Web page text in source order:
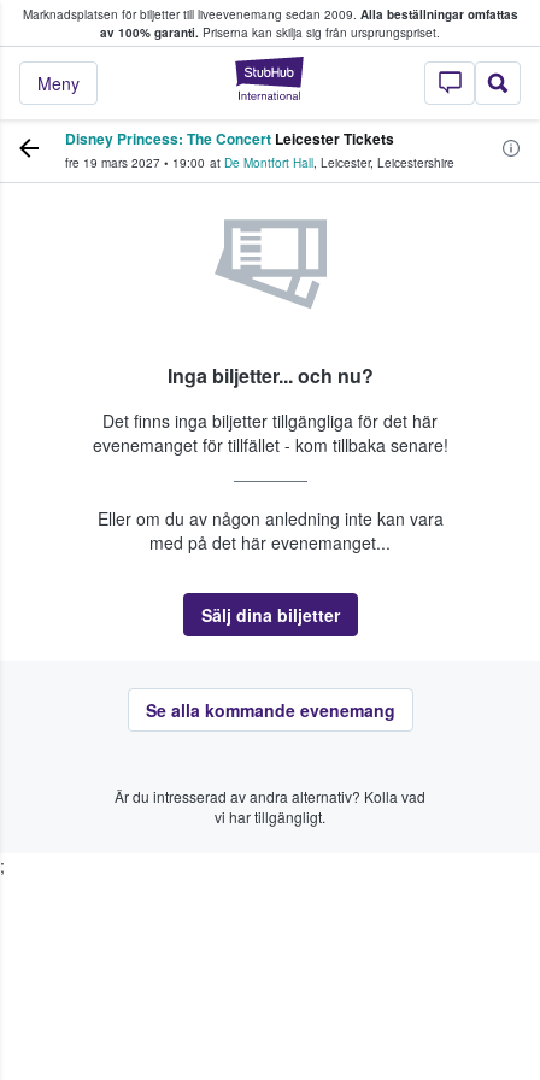
Marknadsplatsen för biljetter till liveevenemang sedan 2009. Alla beställningar omfattas
av 100% garanti. Priserna kan skilja sig från ursprungspriset.
StubHub – där
Meny
köper och säljer biljetter.
Disney Princess: The Concert Leicester Tickets
fre 19 mars 2027 • 19:00 at De Montfort Hall, Leicester, Leicestershire
Inga biljetter... och nu?
Det finns inga biljetter tillgängliga för det här
evenemanget för tillfället - kom tillbaka senare!
Eller om du av någon anledning inte kan vara
med på det här evenemanget...
Sälj dina biljetter
Se alla kommande evenemang
Är du intresserad av andra alternativ? Kolla vad
vi har tillgängligt.
;